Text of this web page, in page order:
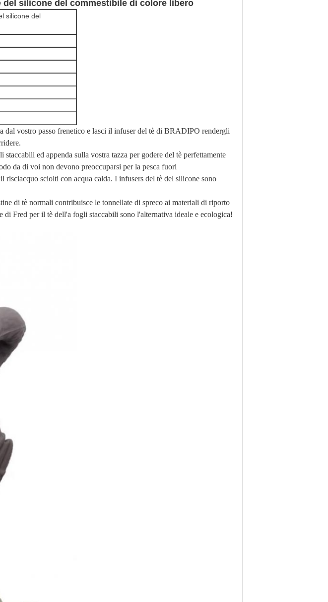
del silicone del commestibile di colore libero
silicone del
vostro passo frenetico e lasci il infuser del tè di BRADIPO rendergli
ed appenda sulla vostra tazza per godere del tè perfettamente
da di voi non devono preoccuparsi per la pesca fuori
sciolti con acqua calda. I infusers del tè del silicone sono
di tè normali contribuisce le tonnellate di spreco ai materiali di riporto
Fred per il tè dell'a fogli staccabili sono l'alternativa ideale e ecologica!